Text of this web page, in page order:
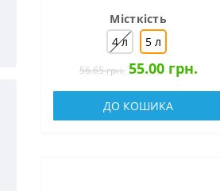
Місткість
4 л
5 л
56.65 грн. 55.00 грн.
ДО КОШИКА